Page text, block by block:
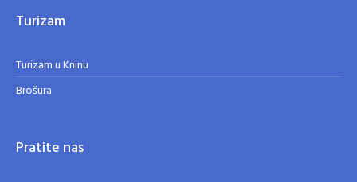
Turizam
Turizam u Kninu
Brošura
Pratite nas